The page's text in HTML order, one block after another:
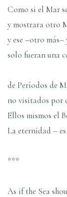
Como si el Mar
y mostrara otro
y ese –otro más–
solo fueran una
de Períodos de
no visitados por
Ellos mismos el
La eternidad –
***
As if the Sea